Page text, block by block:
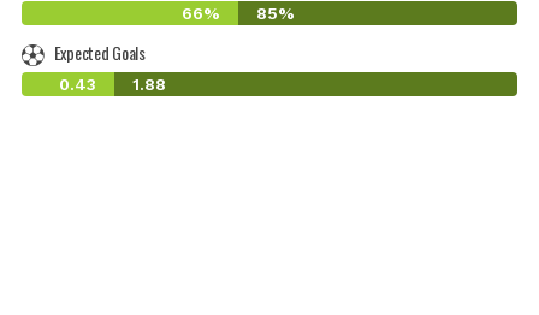
66% 85%
Expected Goals
0.43 1.88